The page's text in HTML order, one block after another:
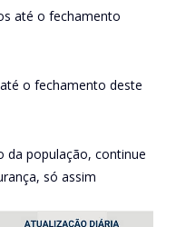
até o fechamento
o fechamento deste
da população, continue
só assim